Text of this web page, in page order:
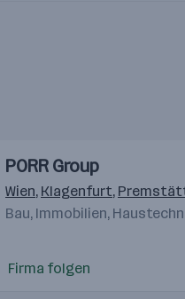
Linz,Bergheim,Innsbruck,
Videos
Einblicke
Einblicke
PORR Group
Wien, Klagenfurt,
Bau, Immobilien,
Firma folgen